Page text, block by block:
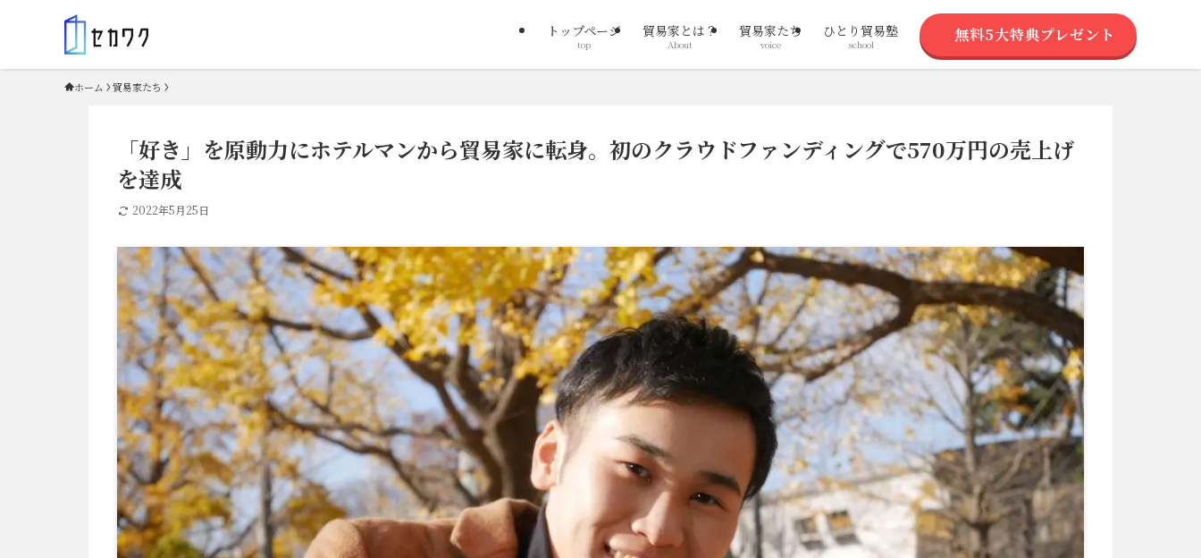
トップページ
top
貿易家とは？
About
貿易家たち
voice
ひとり貿易塾
school 無料5大特典プレゼント
ホーム 貿易家たち
「好き」を原動力にホテルマンから貿易家に転身。初のクラウドファンディングで570万円の売上げ
を達成
2022年5月25日